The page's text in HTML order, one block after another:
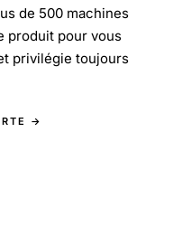
de 500 machines
produit pour vous
privilégie toujours
→